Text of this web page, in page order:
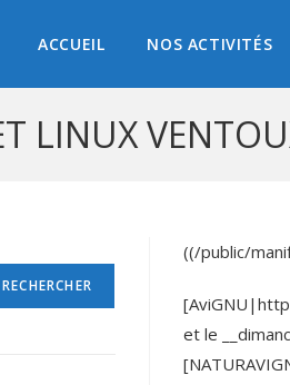
ACCUEIL NOS ACTIVITÉS
LINUX
((/public/
et le
RECHERCHER